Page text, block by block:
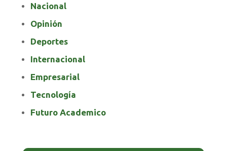
Nacional
Opinión
Deportes
Internacional
Empresarial
Tecnología
Futuro Academico